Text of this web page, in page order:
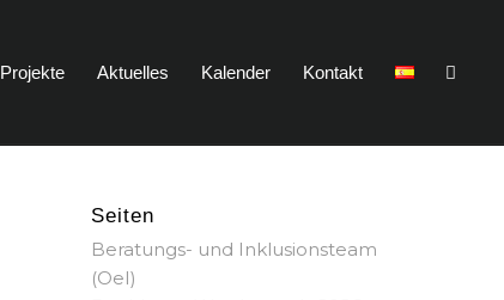
Projekte Aktuelles Kalender Kontakt
Seiten
Beratungs- und Inklusionsteam
(OeI)